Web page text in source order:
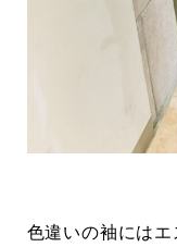
色違いの袖には